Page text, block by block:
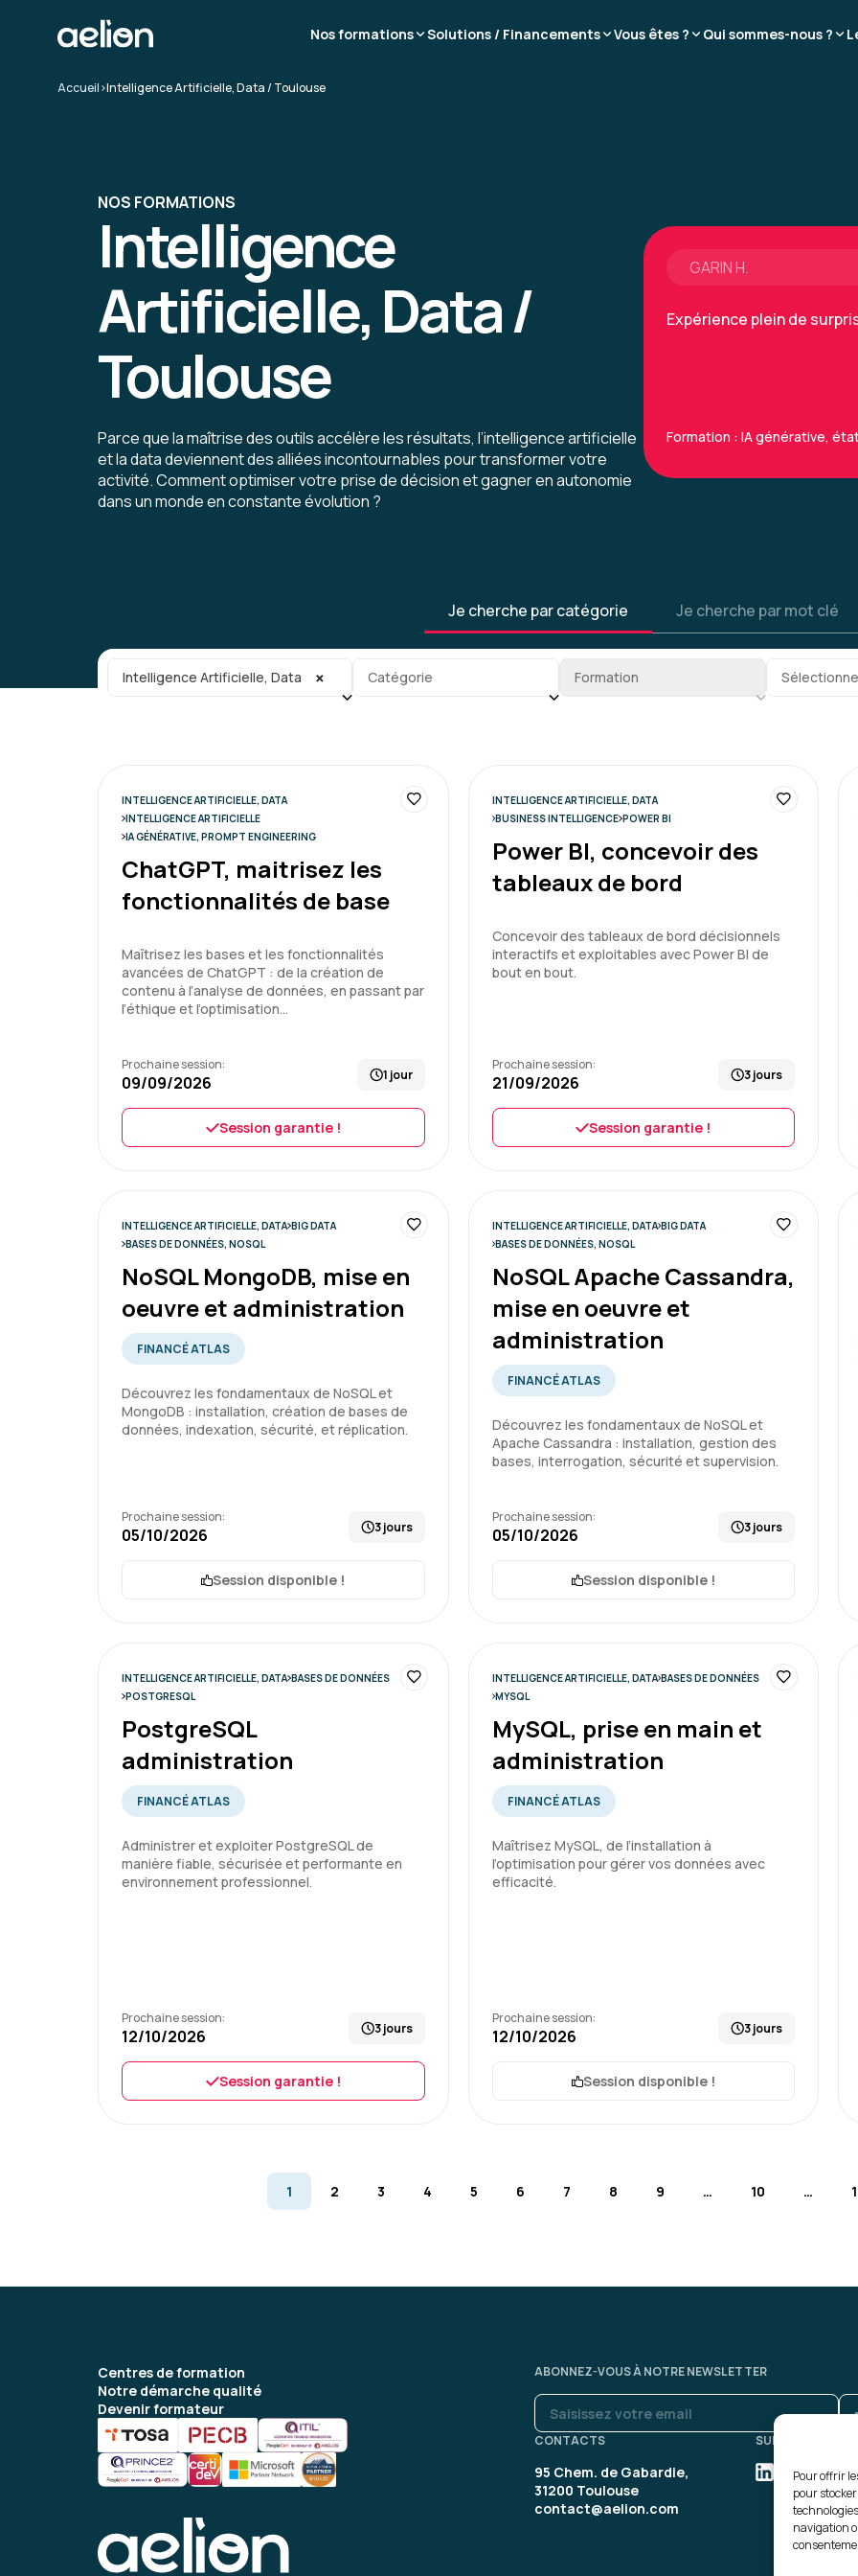
Pour offrir
pour
navigation
Nos formations Solutions / Financements Vous êtes ? Qui sommes-nous ?
Accueil>Intelligence Artificielle, Data / Toulouse
NOS FORMATIONS
Intelligence
Artificielle, Data /
Toulouse
Parce que la maîtrise des outils accélère les résultats, l’intelligence artificielle
et la data deviennent des alliées incontournables pour transformer votre
activité. Comment optimiser votre prise de décision et gagner en autonomie
dans un monde en constante évolution ?
salle de formation très
GARIN H.
Expérience plein de
Formation : IA générative,
nouveaux outils et la
vraiment excellente.
Notre formateur Jean-Luc
bien plus.
Cependant, pour moi il
reprises car nous
Jean-Pierre A.
Très bonne formation
comprendre le
et le partage de son
Formation très
exercices. Excellent
une de nos questions.
Formation : SQL : Les
Tout s'est bien passé, de
Je recommande votre
potentielles futures
Formation : SQL : Les
Un formateur a l'écoute
Sylvia R.
Interface très facile et
Format très intéressant,
Je cherche par catégorie Je cherche par mot clé
Catégorie principale ×
Intelligence Artificielle, Data Sous-catégorie
Catégorie Sous-sous-catégorie
Formation Tag
INTELLIGENCE ARTIFICIELLE, DATA
INTELLIGENCE ARTIFICIELLE
IA GÉNÉRATIVE, PROMPT ENGINEERING
ChatGPT, maitrisez les
fonctionnalités de base
Maîtrisez les bases et les fonctionnalités
avancées de ChatGPT : de la création de
contenu à l’analyse de données, en passant par
l’éthique et l’optimisation…
Prochaine session:
09/09/2026 1 jour
Session garantie !
INTELLIGENCE ARTIFICIELLE, DATA
BUSINESS INTELLIGENCE POWER BI
Power BI, concevoir des
tableaux de bord
Concevoir des tableaux de bord décisionnels
interactifs et exploitables avec Power BI de
bout en bout.
Prochaine session:
21/09/2026 3 jours
Session garantie !
INTELLIGENCE ARTIFICIELLE, DATA BIG DATA
BASES DE DONNÉES, NOSQL
NoSQL MongoDB, mise en
oeuvre et administration
FINANCÉ ATLAS
Découvrez les fondamentaux de NoSQL et
MongoDB : installation, création de bases de
données, indexation, sécurité, et réplication.
Prochaine session:
05/10/2026 3 jours
Session disponible !
INTELLIGENCE ARTIFICIELLE, DATA BIG DATA
BASES DE DONNÉES, NOSQL
NoSQL Apache Cassandra,
mise en oeuvre et
administration
FINANCÉ ATLAS
Découvrez les fondamentaux de NoSQL et
Apache Cassandra : installation, gestion des
bases, interrogation, sécurité et supervision.
Prochaine session:
05/10/2026 3 jours
Session disponible !
INTELLIGENCE ARTIFICIELLE, DATA BASES DE DONNÉES
POSTGRESQL
PostgreSQL
administration
FINANCÉ ATLAS
Administrer et exploiter PostgreSQL de
manière fiable, sécurisée et performante en
environnement professionnel.
Prochaine session:
12/10/2026 3 jours
Session garantie !
INTELLIGENCE ARTIFICIELLE, DATA BASES DE DONNÉES
MYSQL
MySQL, prise en main et
administration
FINANCÉ ATLAS
Maîtrisez MySQL, de l’installation à
l’optimisation pour gérer vos données avec
efficacité.
Prochaine session:
12/10/2026 3 jours
Session disponible !
1 2 3 4 5 6 7 8 9 … 10 …
Centres de formation
Notre démarche qualité
Devenir formateur
ABONNEZ-VOUS À NOTRE NEWSLETTER
CONTACTS
95 Chem. de Gabardie,
31200 Toulouse
contact@aelion.com
SUIVEZ-NOUS